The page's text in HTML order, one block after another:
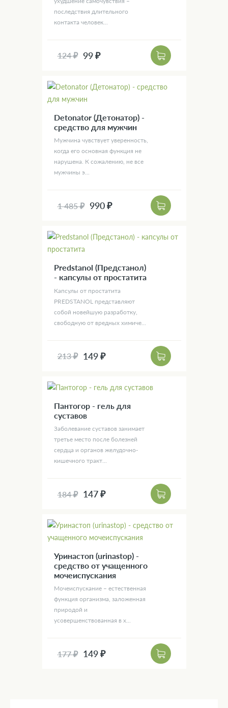
последствия длительного
контакта человек...
124 ₽ 99 ₽
Detonator (Детонатор) -
средство для мужчин
Мужчина чувствует уверенность,
когда его основная функция не
нарушена. К сожалению, не все
мужчины э...
1 485 ₽ 990 ₽
Predstanol (Предстанол)
- капсулы от простатита
Капсулы от простатита
PREDSTANOL представляют
собой новейшую разработку,
свободную от вредных химиче...
213 ₽ 149 ₽
Пантогор - гель для
суставов
Заболевание суставов занимает
третье место после болезней
сердца и органов желудочно-
кишечного тракт...
184 ₽ 147 ₽
Уринастоп (urinastop) -
средство от учащенного
мочеиспускания
Мочеиспускание – естественная
функция организма, заложенная
природой и
усовершенствованная в х...
177 ₽ 149 ₽